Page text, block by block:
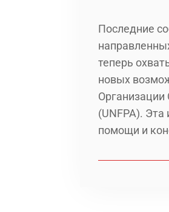
Последние
теперь
новых
Организации
(UNFPA).
помощи и